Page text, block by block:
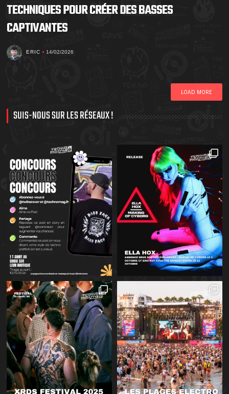
TECHNIQUES POUR CRÉER DES BASSES
CAPTIVANTES
ERIC 14/02/2026
LOAD MORE
SUIS-NOUS SUR LES RÉSEAUX !